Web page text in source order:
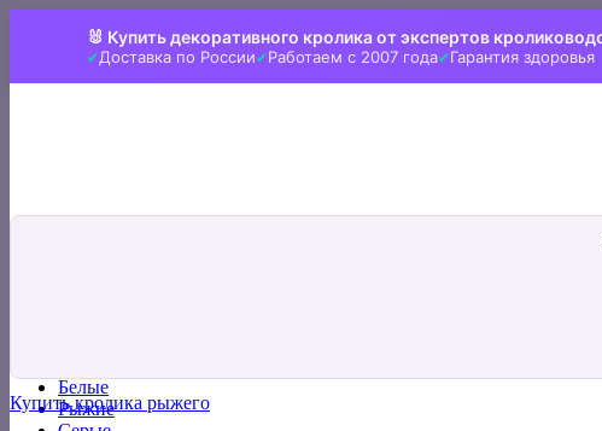
🐰 Купить декоративного кролика от экспертов
Доставка по России Работаем с 2007 года Гарантия здоровья
Белые
Рыжие
Купить кролика рыжего